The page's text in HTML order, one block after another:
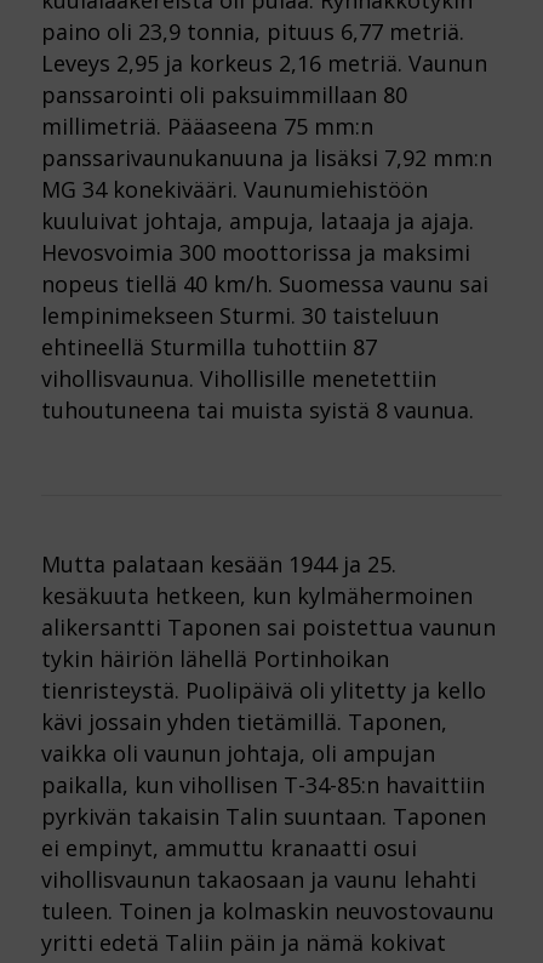
paino oli 23,9 tonnia, pituus 6,77 metriä.
Leveys 2,95 ja korkeus 2,16 metriä. Vaunun
panssarointi oli paksuimmillaan 80
millimetriä. Pääaseena 75 mm:n
panssarivaunukanuuna ja lisäksi 7,92 mm:n
MG 34 konekivääri. Vaunumiehistöön
kuuluivat johtaja, ampuja, lataaja ja ajaja.
Hevosvoimia 300 moottorissa ja maksimi
nopeus tiellä 40 km/h. Suomessa vaunu sai
lempinimekseen Sturmi. 30 taisteluun
ehtineellä Sturmilla tuhottiin 87
vihollisvaunua. Vihollisille menetettiin
tuhoutuneena tai muista syistä 8 vaunua.
Mutta palataan kesään 1944 ja 25.
kesäkuuta hetkeen, kun kylmähermoinen
alikersantti Taponen sai poistettua vaunun
tykin häiriön lähellä Portinhoikan
tienristeystä. Puolipäivä oli ylitetty ja kello
kävi jossain yhden tietämillä. Taponen,
vaikka oli vaunun johtaja, oli ampujan
paikalla, kun vihollisen T-34-85:n havaittiin
pyrkivän takaisin Talin suuntaan. Taponen
ei empinyt, ammuttu kranaatti osui
vihollisvaunun takaosaan ja vaunu lehahti
tuleen. Toinen ja kolmaskin neuvostovaunu
yritti edetä Taliin päin ja nämä kokivat